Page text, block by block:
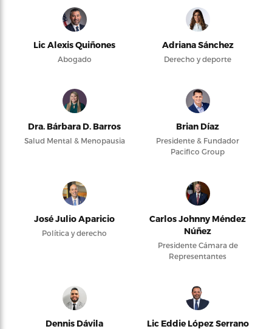
Lic Alexis Quiñones
Abogado
Adriana Sánchez
Derecho y deporte
Dra. Bárbara D. Barros
Salud Mental & Menopausia
Brian Díaz
Presidente & Fundador
Pacifico Group
José Julio Aparicio
Política y derecho
Carlos Johnny Méndez
Núñez
Presidente Cámara de
Representantes
Dennis Dávila Lic Eddie López Serrano